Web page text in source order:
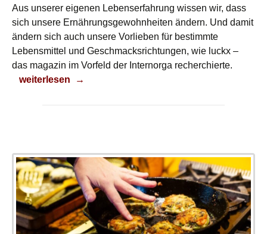
Aus unserer eigenen Lebenserfahrung wissen wir, dass
sich unsere Ernährungsgewohnheiten ändern. Und damit
ändern sich auch unsere Vorlieben für bestimmte
Lebensmittel und Geschmacksrichtungen, wie luckx –
das magazin im Vorfeld der Internorga recherchierte.
Geschmack
weiterlesen →